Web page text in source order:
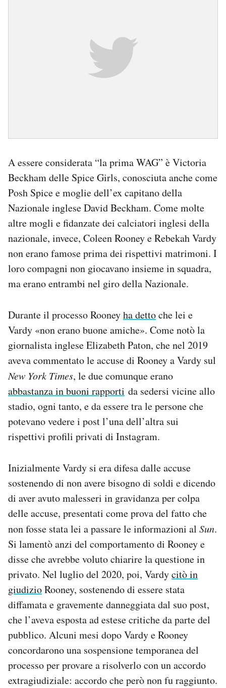
A essere considerata “la prima WAG” è Victoria
Beckham delle Spice Girls, conosciuta anche come
Posh Spice e moglie dell’ex capitano della
Nazionale inglese David Beckham. Come molte
altre mogli e fidanzate dei calciatori inglesi della
nazionale, invece, Coleen Rooney e Rebekah Vardy
non erano famose prima dei rispettivi matrimoni. I
loro compagni non giocavano insieme in squadra,
ma erano entrambi nel giro della Nazionale.
Durante il processo Rooneyha dettoche lei e
Vardy «non erano buone amiche». Come notò la
giornalista inglese Elizabeth Paton, che nel 2019
aveva commentato le accuse di Rooney a Vardy sul
New York Times, le due comunque erano
abbastanza in buoni rapporti da sedersi vicine allo
stadio, ogni tanto, e da essere tra le persone che
potevano vedere i post l’una dell’altra sui
rispettivi profili privati di Instagram.
Inizialmente Vardy si era difesa dalle accuse
sostenendo di non avere bisogno di soldi e dicendo
di aver avuto malesseri in gravidanza per colpa
delle accuse, presentati come prova del fatto che
non fosse stata lei a passare le informazioni al Sun.
Si lamentò anzi del comportamento di Rooney e
disse che avrebbe voluto chiarire la questione in
privato. Nel luglio del 2020, poi, Vardycitò in
giudizioRooney, sostenendo di essere stata
diffamata e gravemente danneggiata dal suo post,
che l’aveva esposta ad estese critiche da parte del
pubblico. Alcuni mesi dopo Vardy e Rooney
concordarono una sospensione temporanea del
processo per provare a risolverlo con un accordo
extragiudiziale: accordo che però non fu raggiunto.